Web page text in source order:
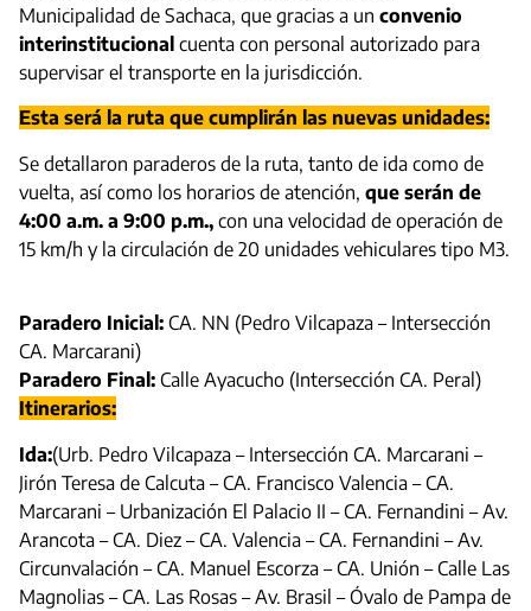
Municipalidad de Sachaca, que gracias a un convenio
interinstitucional cuenta con personal autorizado para
supervisar el transporte en la jurisdicción.
Esta será la ruta que cumplirán las nuevas unidades:
Se detallaron paraderos de la ruta, tanto de ida como de
vuelta, así como los horarios de atención, que serán de
4:00 a.m. a 9:00 p.m., con una velocidad de operación de
15 km/h y la circulación de 20 unidades vehiculares tipo M3.
Paradero Inicial: CA. NN (Pedro Vilcapaza – Intersección
CA. Marcarani)
Paradero Final: Calle Ayacucho (Intersección CA. Peral)
Itinerarios:
Ida:(Urb. Pedro Vilcapaza – Intersección CA. Marcarani –
Jirón Teresa de Calcuta – CA. Francisco Valencia – CA.
Marcarani – Urbanización El Palacio II – CA. Fernandini – Av.
Arancota – CA. Diez – CA. Valencia – CA. Fernandini – Av.
Circunvalación – CA. Manuel Escorza – CA. Unión – Calle Las
Magnolias – CA. Las Rosas – Av. Brasil – Óvalo de Pampa de